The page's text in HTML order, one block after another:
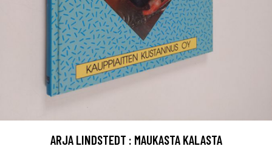
ARJA LINDSTEDT : MAUKASTA KALASTA